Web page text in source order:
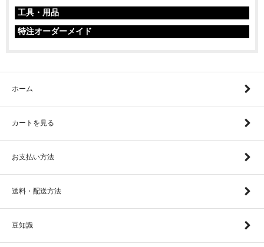
工具・用品
特注オーダーメイド
ホーム
カートを見る
お支払い方法
送料・配送方法
豆知識